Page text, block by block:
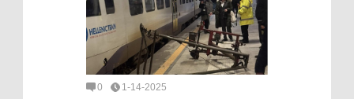
0 1-14-2025